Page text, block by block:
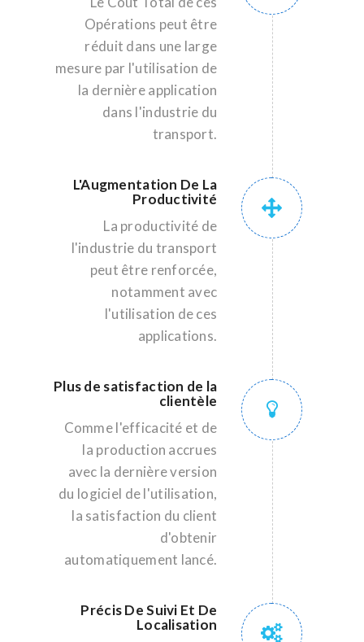
Opérations peut être
réduit dans une large
mesure par l'utilisation de
la dernière application
dans l'industrie du
transport.
L'Augmentation De La
Productivité
La productivité de
l'industrie du transport
peut être renforcée,
notamment avec
l'utilisation de ces
applications.
Plus de satisfaction de la
clientèle
Comme l'efficacité et de
la production accrues
avec la dernière version
du logiciel de l'utilisation,
la satisfaction du client
d'obtenir
automatiquement lancé.
Précis De Suivi Et De
Localisation